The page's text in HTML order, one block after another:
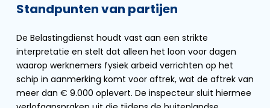
Standpunten van partijen
De Belastingdienst houdt vast aan een strikte
interpretatie en stelt dat alleen het loon voor dagen
waarop werknemers fysiek arbeid verrichten op het
schip in aanmerking komt voor aftrek, wat de aftrek van
meer dan € 9.000 oplevert. De inspecteur sluit hiermee